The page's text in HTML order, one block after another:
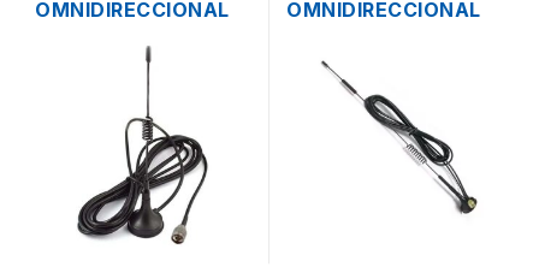
OMNIDIRECCIONAL
10DBI 700-2700MHZ
+ CABLE 3M
CONECTOR N
OMNIDIRECCIONAL
10DBI 700-2700MHZ
+ CABLE 3M
CONECTOR SMA